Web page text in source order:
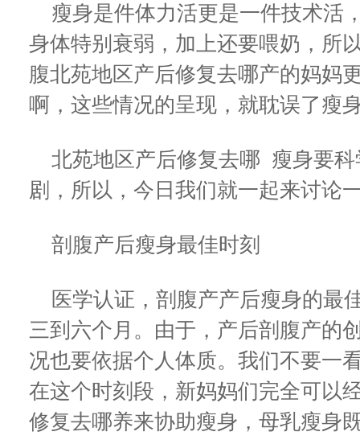
瘦身是件体力活更是一件技术活
身体特别衰弱，加上还要喂奶，所
腹北苑地区产后修复去哪产的妈妈
啊，这些情况的呈现，就耽误了瘦
北苑地区产后修复去哪 瘦身要科
剧，所以，今日我们就一起来讨论
剖腹产后瘦身最佳时刻
医学认证，剖腹产产后瘦身的最
三到六个月。由于，产后剖腹产的
况也要依据个人体质。我们不要一
在这个时刻段，新妈妈们完全可以
修复去哪养来协助瘦身，母乳瘦身